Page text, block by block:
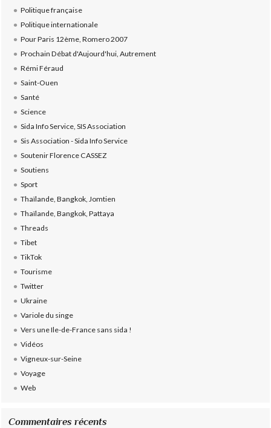
Politique française
Politique internationale
Pour Paris 12ème, Romero 2007
Prochain Débat d'Aujourd'hui, Autrement
Rémi Féraud
Saint-Ouen
Santé
Science
Sida Info Service, SIS Association
Sis Association - Sida Info Service
Soutenir Florence CASSEZ
Soutiens
Sport
Thaïlande, Bangkok, Jomtien
Thaïlande, Bangkok, Pattaya
Threads
Tibet
TikTok
Tourisme
Twitter
Ukraine
Variole du singe
Vers une Ile-de-France sans sida !
Vidéos
Vigneux-sur-Seine
Voyage
Web
Commentaires récents